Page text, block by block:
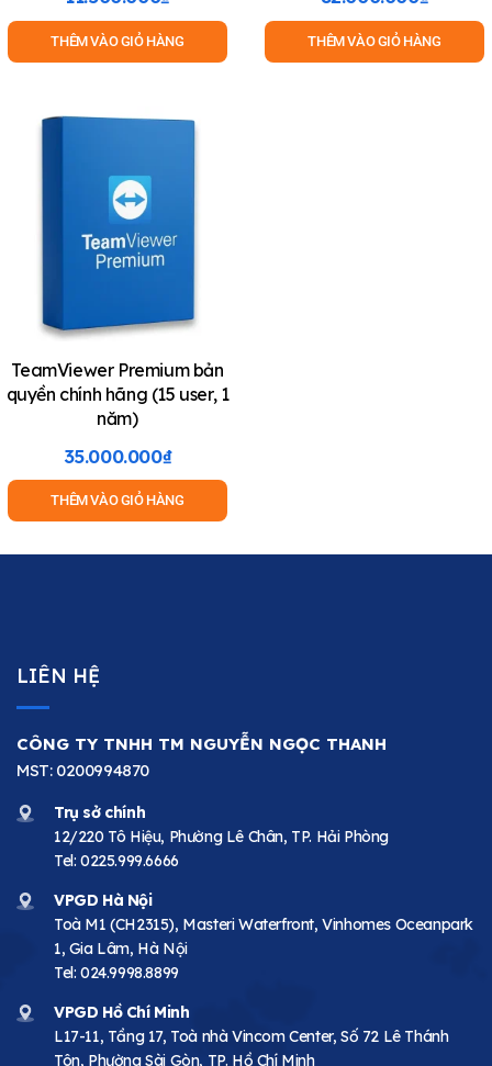
THÊM VÀO GIỎ HÀNG THÊM VÀO GIỎ HÀNG
TeamViewer Premium bản
quyền chính hãng (15 user, 1
năm)
35.000.000₫
THÊM VÀO GIỎ HÀNG
LIÊN HỆ
CÔNG TY TNHH TM NGUYỄN NGỌC THANH
MST: 0200994870
Trụ sở chính
12/220 Tô Hiệu, Phường Lê Chân, TP. Hải Phòng
Tel: 0225.999.6666
VPGD Hà Nội
Toà M1 (CH2315), Masteri Waterfront, Vinhomes Oceanpark
1, Gia Lâm, Hà Nội
Tel: 024.9998.8899
VPGD Hồ Chí Minh
L17-11, Tầng 17, Toà nhà Vincom Center, Số 72 Lê Thánh
Tôn, Phường Sài Gòn, TP. Hồ Chí Minh